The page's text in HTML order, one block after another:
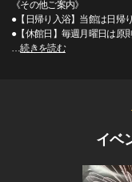
《その他ご案内》
●【日帰り入浴】当館は日帰
●【休館日】毎週月曜日は原
…続きを読む
イベ